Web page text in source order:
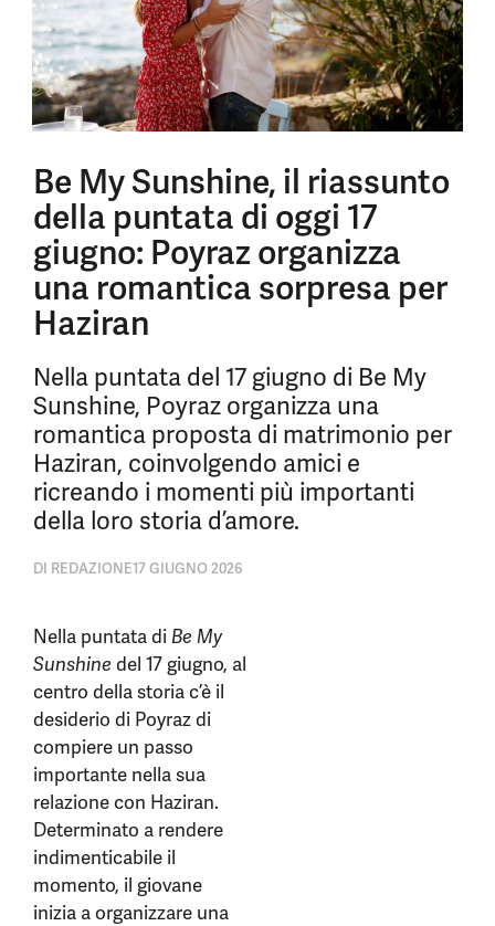
Be My Sunshine, il riassunto
della puntata di oggi 17
giugno: Poyraz organizza
una romantica sorpresa per
Haziran
Nella puntata del 17 giugno di Be My
Sunshine, Poyraz organizza una
romantica proposta di matrimonio per
Haziran, coinvolgendo amici e
ricreando i momenti più importanti
della loro storia d’amore.
DI REDAZIONE17 GIUGNO 2026
Nella puntata di Be My
Sunshine del 17 giugno, al
centro della storia c’è il
desiderio di Poyraz di
compiere un passo
importante nella sua
relazione con Haziran.
Determinato a rendere
indimenticabile il
momento, il giovane
inizia a organizzare una